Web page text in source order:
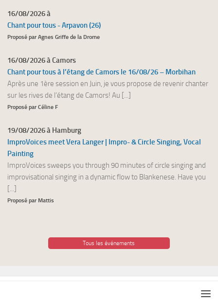
16/08/2026 à
Chant pour tous - Arpavon (26)
Proposé par Agnes Griffe de la Drome
16/08/2026 à Camors
Chant pour tous à l’étang de Camors le 16/08/26 – Morbihan
Après une 1ère session en Juin, je vous propose de revenir chanter
sur les rives de l’étang de Camors! Au [...]
Proposé par Céline F
19/08/2026 à Hamburg
ImproVoices meet Vera Langer | Impro- & Circle Singing, Vocal
Painting
ImproVoices sweeps you through 90 minutes of circle singing and
improvisational singing in a dynamic flow to Blankenese. Have you
[...]
Proposé par Mattis
Tous les événements